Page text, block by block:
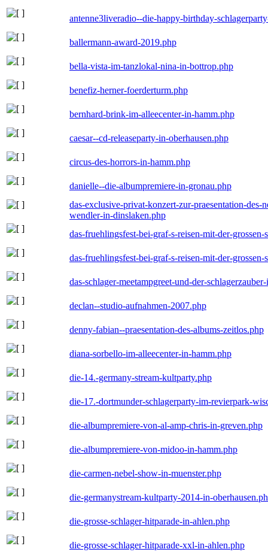
antenne3liveradio--die-happy-birthday-
ballermann-award-2019.php
bella-vista-im-tanzlokal-nina-in-bottrop.php
benefiz-herner-foerderturm.php
bernhard-brink-im-alleecenter-in-hamm.php
caesar--cd-releaseparty-in-oberhausen.php
circus-des-horrors-in-hamm.php
danielle--die-albumpremiere-in-gronau.php
das-exclusive-privat-konzert-zur-praesentation-
wendler-in-dinslaken.php
das-fruehlingsfest-bei-graf-s-reisen-mit-der-
das-fruehlingsfest-bei-graf-s-reisen-mit-der-
das-schlager-meetampgreet-und-der-
declan--studio-aufnahmen-2007.php
denny-fabian--praesentation-des-albums-zeitlos.php
diana-sorbello-im-alleecenter-in-hamm.php
die-14.-germany-stream-kultparty.php
die-17.-dortmunder-schlagerparty-im-revierpark-
die-albumpremiere-von-al-amp-chris-in-greven.php
die-albumpremiere-von-midoo-in-hamm.php
die-carmen-nebel-show-in-muenster.php
die-germanystream-kultparty-2014-in-
die-grosse-schlager-hitparade-in-ahlen.php
die-grosse-schlager-hitparade-xxl-in-ahlen.php